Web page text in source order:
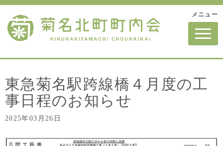
メニュー
N
a
v
t
i
東急菊名駅跨線橋４月度の工
事日程のお知らせ
2025年03月26日